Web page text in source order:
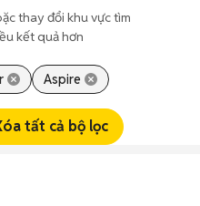
thay đổi khu vực tìm
kết quả hơn
Aspire
tất cả bộ lọc